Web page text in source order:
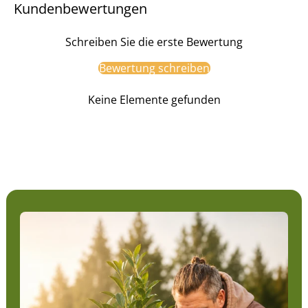
Kundenbewertungen
Schreiben Sie die erste Bewertung
Bewertung schreiben
Keine Elemente gefunden